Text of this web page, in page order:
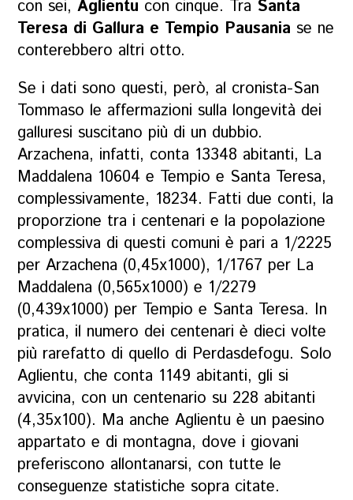
con sei,Aglientu con cinque. Tra Santa
Teresa di Gallura e Tempio Pausania se ne
conterebbero altri otto.
Se i dati sono questi, però, al cronista-San
Tommaso le affermazioni sulla longevità dei
galluresi suscitano più di un dubbio.
Arzachena, infatti, conta 13348 abitanti, La
Maddalena 10604 e Tempio e Santa Teresa,
complessivamente, 18234. Fatti due conti, la
proporzione tra i centenari e la popolazione
complessiva di questi comuni è pari a 1/2225
per Arzachena (0,45x1000), 1/1767 per La
Maddalena (0,565x1000) e 1/2279
(0,439x1000) per Tempio e Santa Teresa. In
pratica, il numero dei centenari è dieci volte
più rarefatto di quello di Perdasdefogu. Solo
Aglientu, che conta 1149 abitanti, gli si
avvicina, con un centenario su 228 abitanti
(4,35x100). Ma anche Aglientu è un paesino
appartato e di montagna, dove i giovani
preferiscono allontanarsi, con tutte le
conseguenze statistiche sopra citate.